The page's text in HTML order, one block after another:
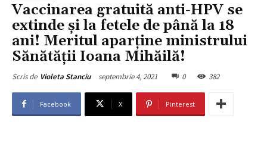
Vaccinarea gratuită anti-HPV se
extinde și la fetele de până la 18
ani! Meritul aparține ministrului
Sănătății Ioana Mihăilă!
Scris de Violeta Stanciu septembrie 4, 2021 0 382
Facebook X Pinterest